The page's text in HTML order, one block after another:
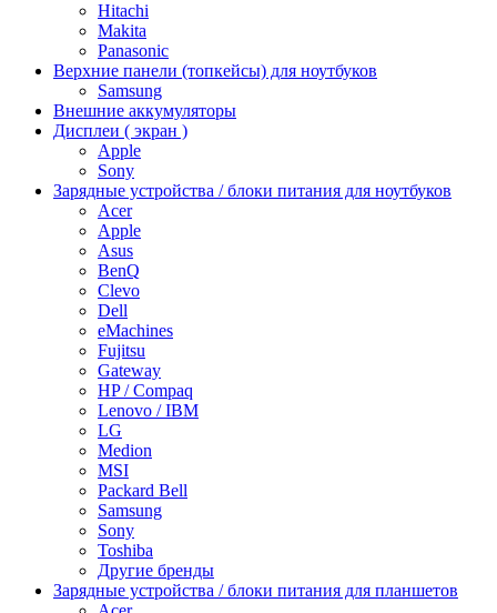
Hitachi
Makita
Panasonic
Верхние панели (топкейсы) для ноутбуков
Samsung
Внешние аккумуляторы
Дисплеи ( экран )
Apple
Sony
Зарядные устройства / блоки питания для ноутбуков
Acer
Apple
Asus
BenQ
Clevo
Dell
eMachines
Fujitsu
Gateway
HP / Compaq
Lenovo / IBM
LG
Medion
MSI
Packard Bell
Samsung
Sony
Toshiba
Другие бренды
Зарядные устройства / блоки питания для планшетов